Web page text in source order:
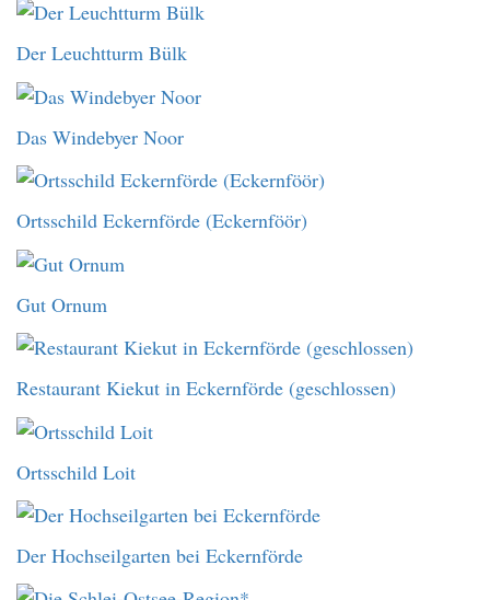
Der Leuchtturm Bülk
Das Windebyer Noor
Ortsschild Eckernförde (Eckernföör)
Gut Ornum
Restaurant Kiekut in Eckernförde (geschlossen)
Ortsschild Loit
Der Hochseilgarten bei Eckernförde